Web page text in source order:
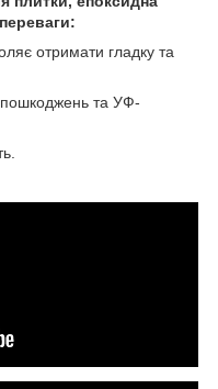
отримати гладку та
пошкоджень та УФ-